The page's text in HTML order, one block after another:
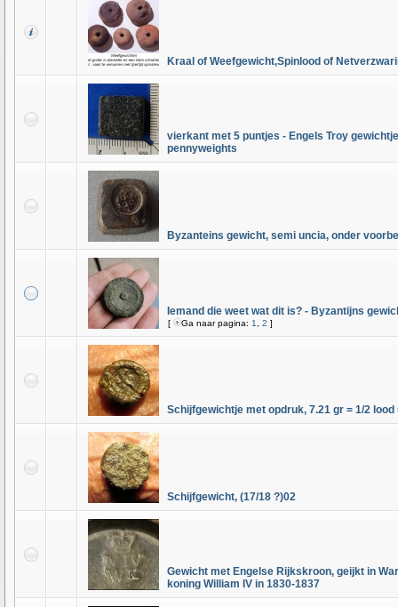
Kraal of Weefgewicht,Spinlood of
vierkant met 5 puntjes - Engels Troy
pennyweights
Byzanteins gewicht, semi uncia, onder
Iemand die weet wat dit is? - Byzantijns
[ Ga naar pagina: 1 2 ]
Schijfgewichtje met opdruk, 7.21 gr = 1/2 lood
Schijfgewicht, (17/18 ?)02
Gewicht met Engelse Rijkskroon, geijkt in
koning William IV in 1830-1837